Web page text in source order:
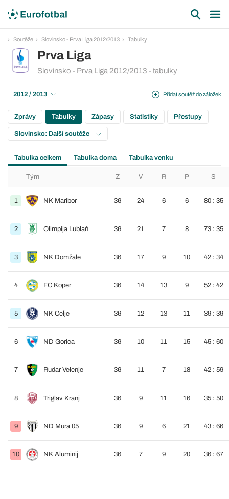
Soutěže Slovinsko - Prva Liga 2012/2013 Tabulky
Prva Liga
Slovinsko - Prva Liga 2012/2013 - tabulky
Přidat soutěž do záložek
2012 / 2013
Zprávy Tabulky Zápasy Statistiky Přestupy
Slovinsko: Další soutěže
Tabulka celkem Tabulka doma Tabulka venku
Tým Z V R P S
1 NK Maribor 36 24 6 6 80 : 35
2 Olimpija Lublaň 36 21 7 8 73 : 35
3 NK Domžale 36 17 9 10 42 : 34
4 FC Koper 36 14 13 9 52 : 42
5 NK Celje 36 12 13 11 39 : 39
6 ND Gorica 36 10 11 15 45 : 60
7 Rudar Velenje 36 11 7 18 42 : 59
8 Triglav Kranj 36 9 11 16 35 : 50
9 ND Mura 05 36 9 6 21 43 : 66
10 NK Aluminij 36 7 9 20 36 : 67